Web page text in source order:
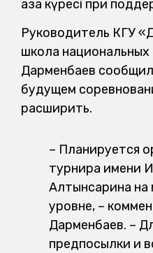
қазақ күресі при
Руководитель КГУ
школа
Дарменбаев
будущем
расширить.
– Планируется
турнира имени
Алтынсарина
уровне, –
Дарменбаев. –
предпосылки и